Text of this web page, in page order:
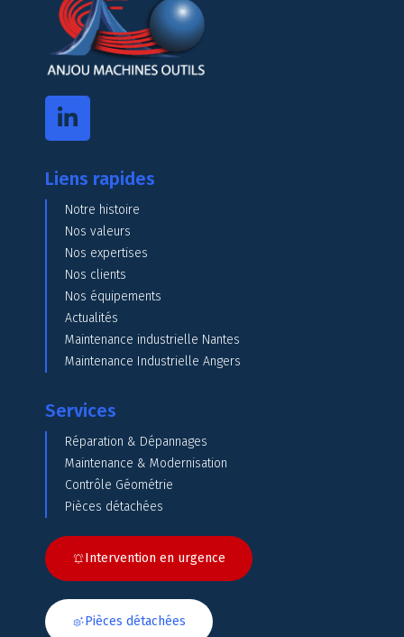
Liens rapides
Notre histoire
Nos valeurs
Nos expertises
Nos clients
Nos équipements
Actualités
Maintenance industrielle Nantes
Maintenance Industrielle Angers
Services
Réparation & Dépannages
Maintenance & Modernisation
Contrôle Géométrie
Pièces détachées
Intervention en urgence
Pièces détachées